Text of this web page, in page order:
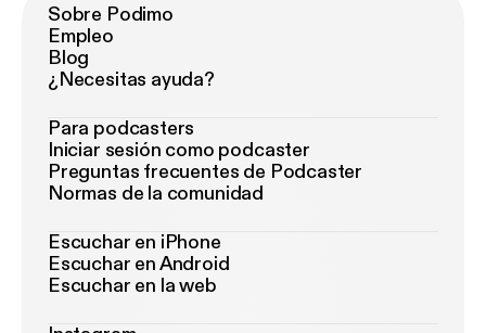
Sobre Podimo
Empleo
Blog
¿Necesitas ayuda?
Para podcasters
Iniciar sesión como podcaster
Preguntas frecuentes de Podcaster
Normas de la comunidad
Escuchar en iPhone
Escuchar en Android
Escuchar en la web